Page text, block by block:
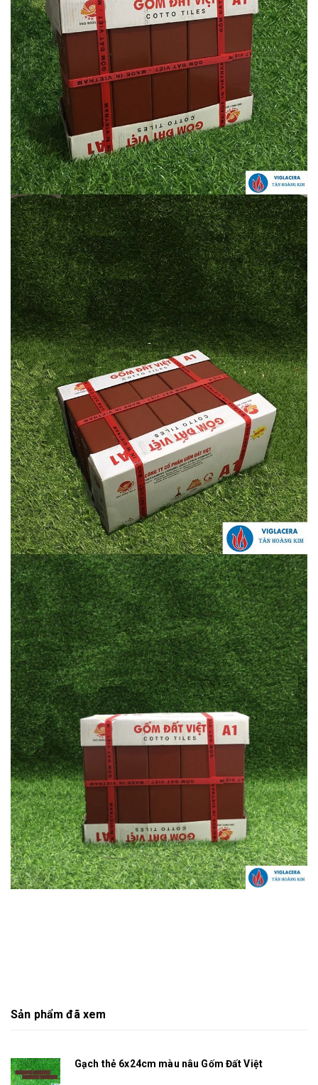
Sản phẩm đã xem
Gạch thẻ 6x24cm màu nâu Gốm Đất Việt